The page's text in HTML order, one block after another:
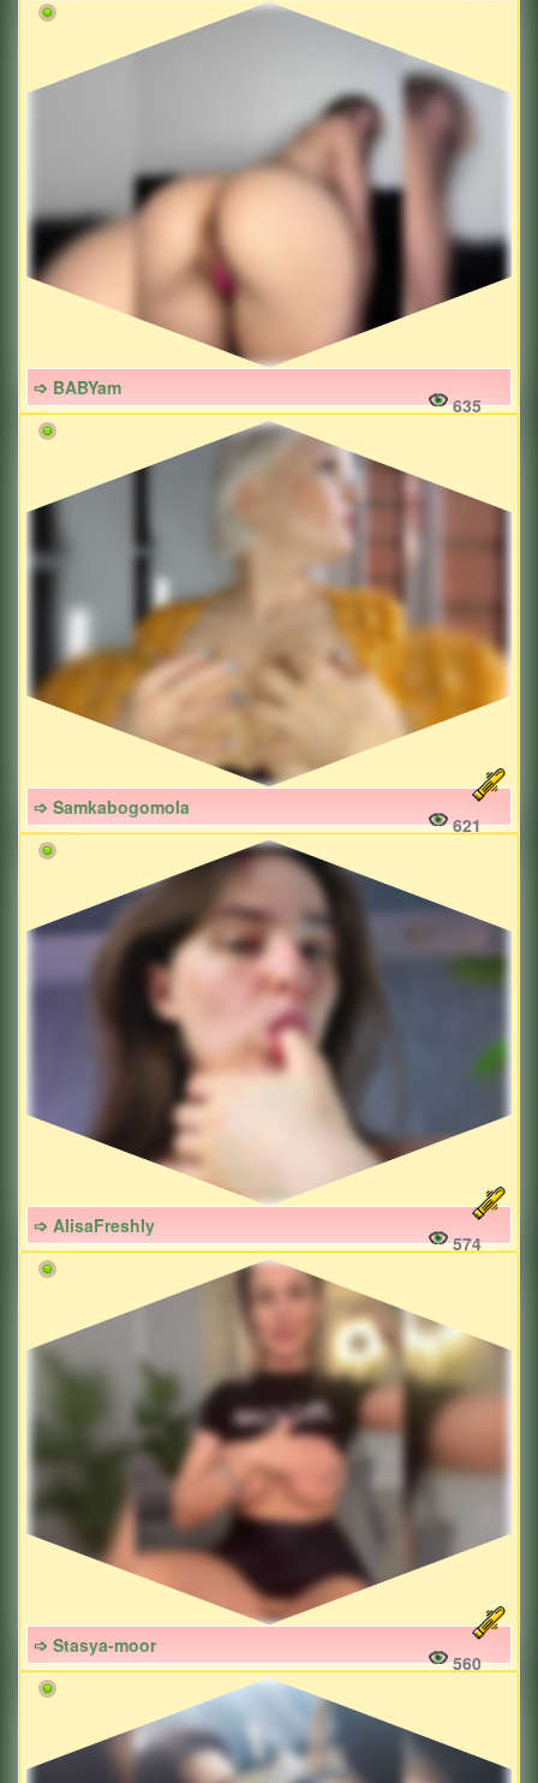
➩ BABYam
635
➩ Samkabogomola
621
➩ AlisaFreshly
574
➩ Stasya-moor
560